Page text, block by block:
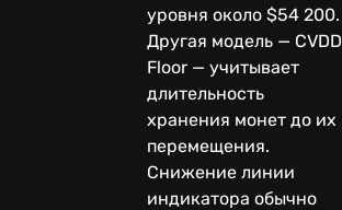
уровня около $54 200.
Другая модель — CVDD
Floor — учитывает
длительность
хранения монет до их
перемещения.
Снижение линии
индикатора обычно